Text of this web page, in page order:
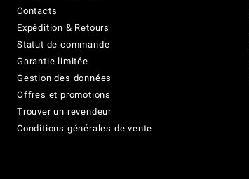
Contacts
Expédition & Retours
Statut de commande
Garantie limitée
Gestion des données
Offres et promotions
Trouver un revendeur
Conditions générales de vente